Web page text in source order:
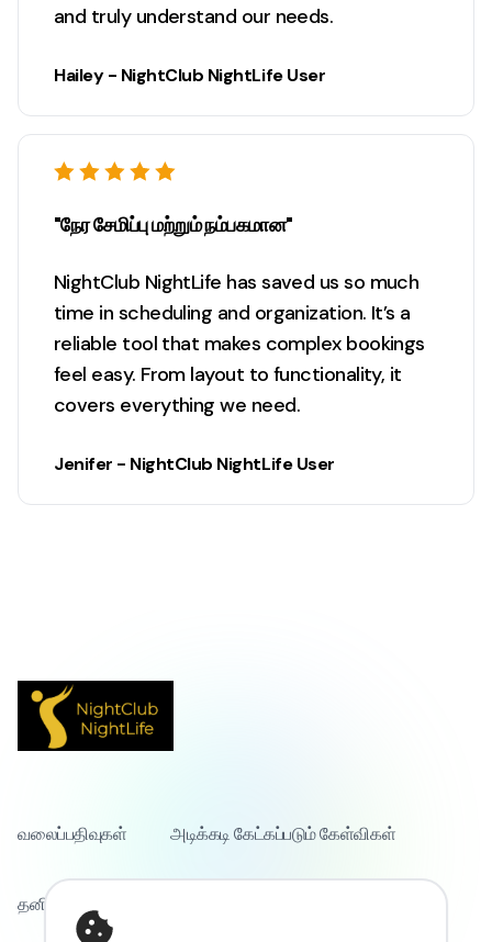
and truly understand our needs.
Hailey - NightClub NightLife User
"நேர சேமிப்பு மற்றும் நம்பகமான"
NightClub NightLife has saved us so much
time in scheduling and organization. It’s a
reliable tool that makes complex bookings
feel easy. From layout to functionality, it
covers everything we need.
Jenifer - NightClub NightLife User
வலைப்பதிவுகள் அடிக்கடி கேட்கப்படும் கேள்விகள்
தனியுரிமைக் கொள்கை